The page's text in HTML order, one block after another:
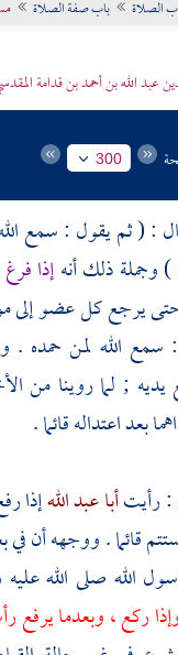
الصلاة باب صفة الصلاة
عبد الله بن أحمد بن قدامة
300
: قال : ( ثم يقول : سمع
) وجملة ذلك أنهإذا
حتى يرجع كل عضو إلى
سمع الله لمن حمده .
يديه ; لما روينا من
بعد اعتداله قائما .
: رأيتأبا عبد اللهإذا
قائما . ووجهه أن
الله صلى الله
ركع ، وبعدما يرفع